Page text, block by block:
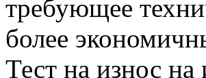
требующее
более
Тест на износ на